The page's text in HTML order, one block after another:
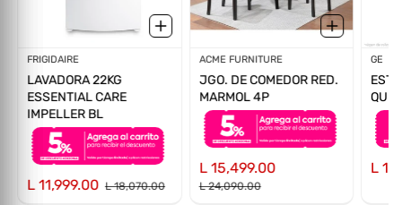
Proveedor:
FRIGIDAIRE
LAVADORA 22KG
ESSENTIAL CARE
IMPELLER BL
L 11,999.00 L 18,070.00
Proveedor:
ACME FURNITURE
JGO. DE COMEDOR RED.
MARMOL 4P
L 15,499.00
L 24,090.00
GE
L